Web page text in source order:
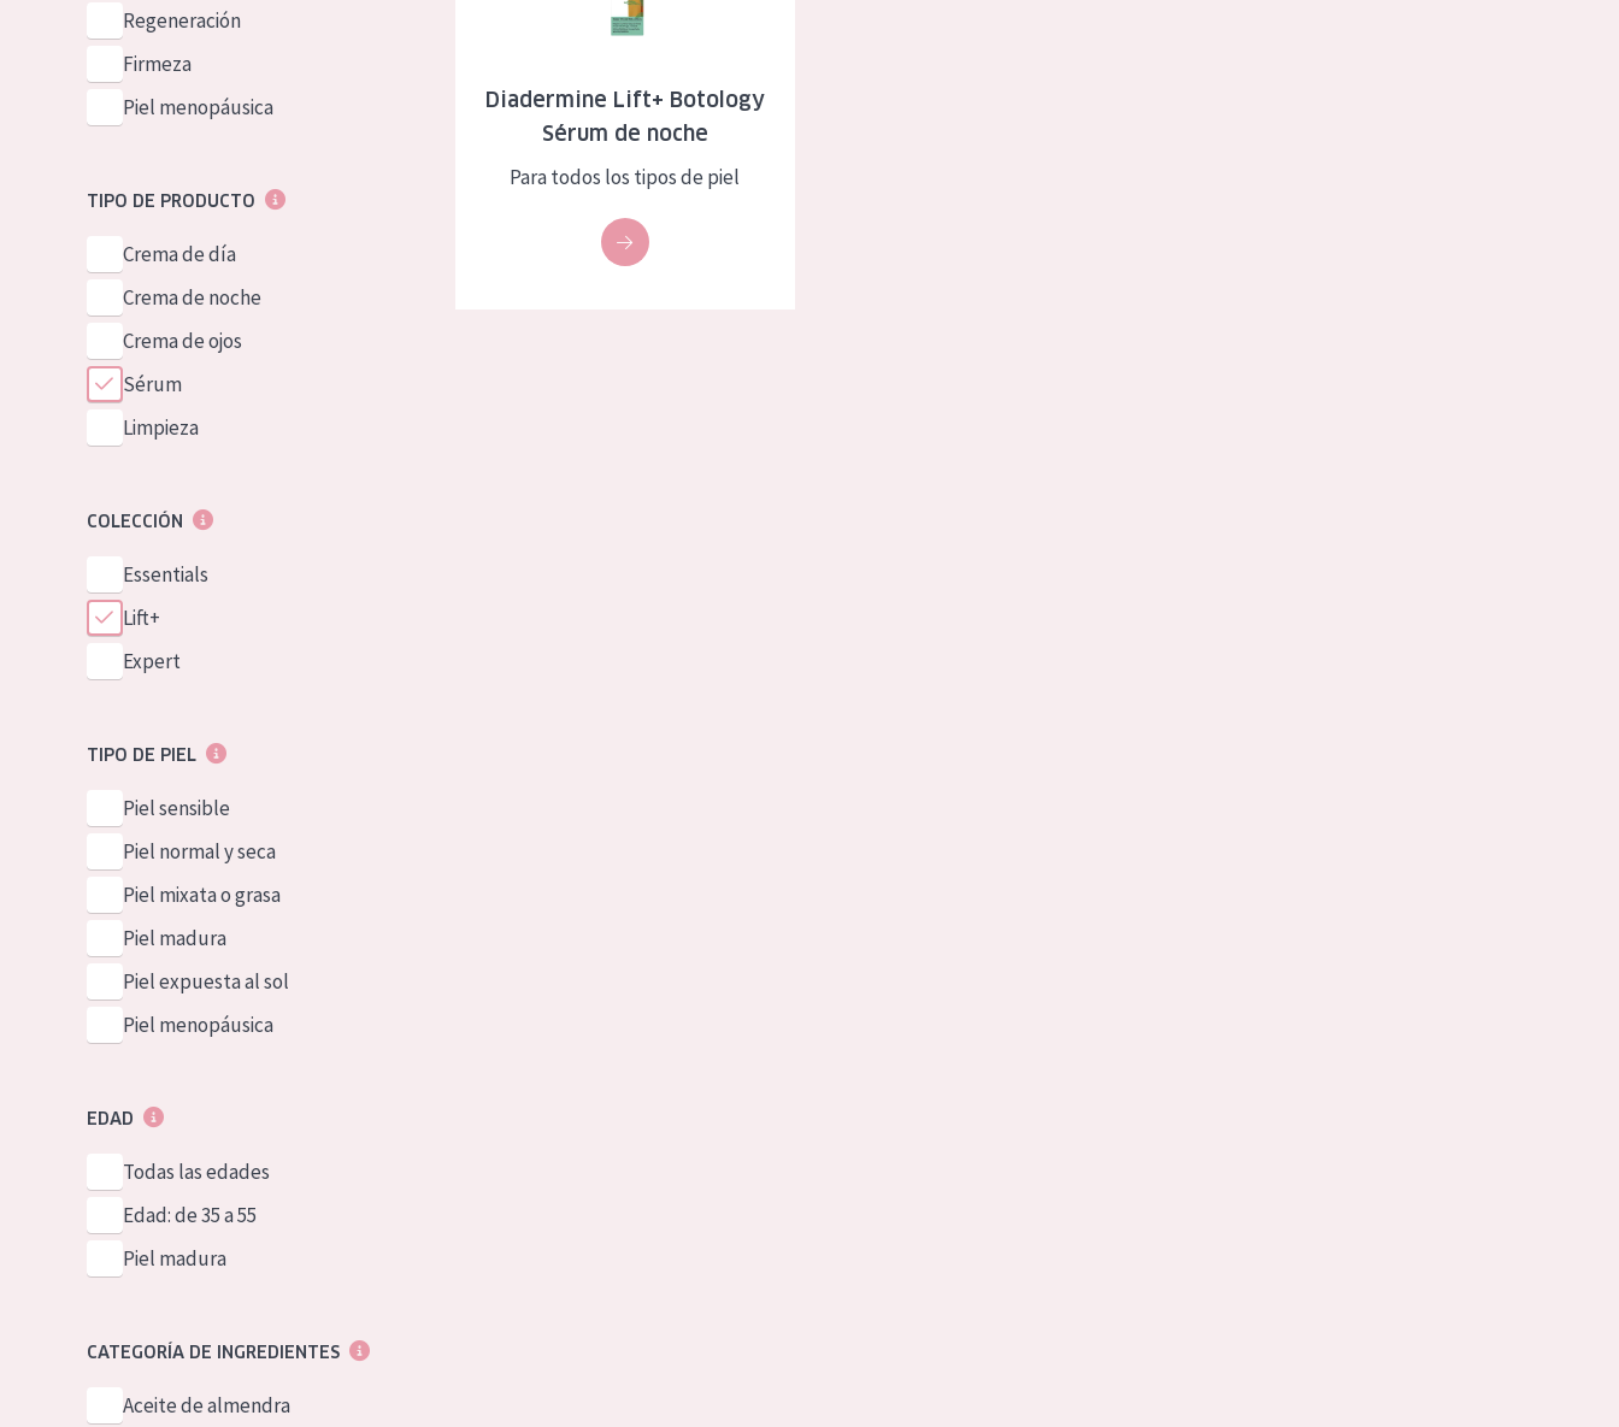
Piel madura
NUESTROS PRODUCTOS
German
Spanish
Greek
Regeneración
Firmeza
Piel menopáusica
TIPO DE PRODUCTO
Crema de día
Crema de noche
Crema de ojos
Sérum
Limpieza
COLECCIÓN
Essentials
Lift+
Expert
TIPO DE PIEL
Piel sensible
Piel normal y seca
Piel mixata o grasa
Piel madura
Piel expuesta al sol
Piel menopáusica
EDAD
Todas las edades
Edad: de 35 a 55
Piel madura
CATEGORÍA DE INGREDIENTES
Aceite de almendra
Diadermine Lift+ Botology
Sérum de noche
Para todos los tipos de piel